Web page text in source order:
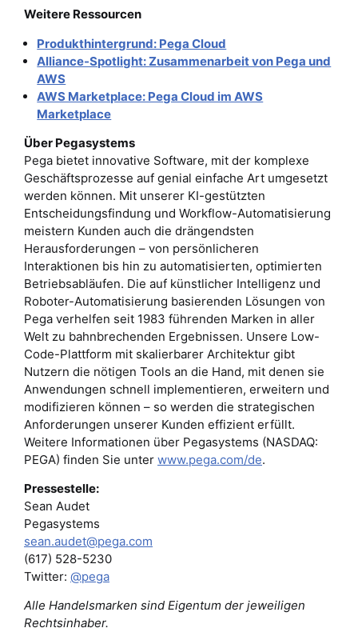
Weitere Ressourcen
Produkthintergrund: Pega Cloud
Alliance-Spotlight: Zusammenarbeit von Pega und
AWS
AWS Marketplace: Pega Cloud im AWS
Marketplace
Über Pegasystems
Pega bietet innovative Software, mit der komplexe
Geschäftsprozesse auf genial einfache Art umgesetzt
werden können. Mit unserer KI-gestützten
Entscheidungsfindung und Workflow-Automatisierung
meistern Kunden auch die drängendsten
Herausforderungen – von persönlicheren
Interaktionen bis hin zu automatisierten, optimierten
Betriebsabläufen. Die auf künstlicher Intelligenz und
Roboter-Automatisierung basierenden Lösungen von
Pega verhelfen seit 1983 führenden Marken in aller
Welt zu bahnbrechenden Ergebnissen. Unsere Low-
Code-Plattform mit skalierbarer Architektur gibt
Nutzern die nötigen Tools an die Hand, mit denen sie
Anwendungen schnell implementieren, erweitern und
modifizieren können – so werden die strategischen
Anforderungen unserer Kunden effizient erfüllt.
Weitere Informationen über Pegasystems (NASDAQ:
PEGA) finden Sie unter www.pega.com/de.
Pressestelle:
Sean Audet
Pegasystems
sean.audet@pega.com
(617) 528-5230
Twitter: @pega
Alle Handelsmarken sind Eigentum der jeweiligen
Rechtsinhaber.